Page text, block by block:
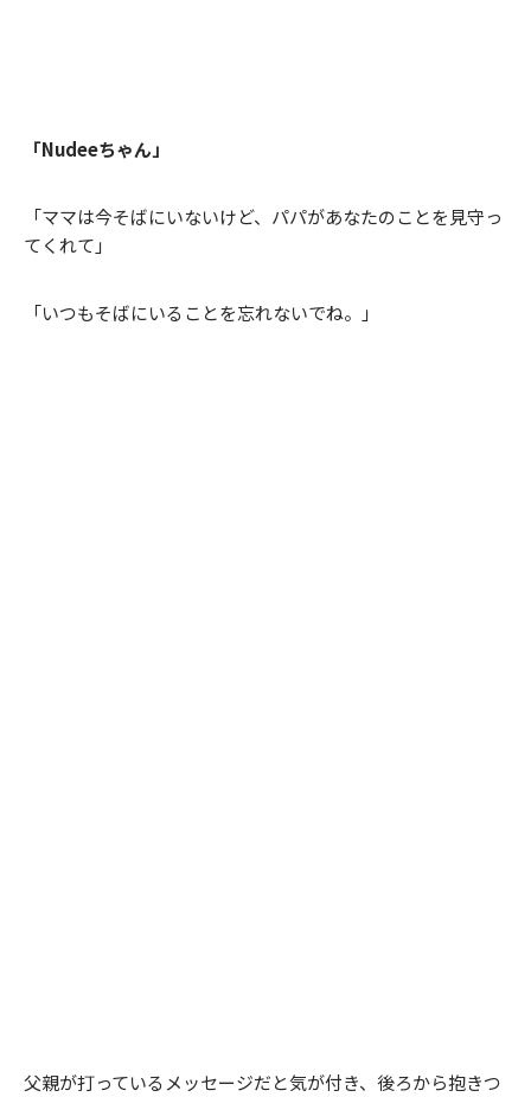
「Nudeeちゃん」
「ママは今そばにいないけど、パパがあなたのことを見守っ
てくれて」
「いつもそばにいることを忘れないでね。」
父親が打っているメッセージだと気が付き、後ろから抱きつ